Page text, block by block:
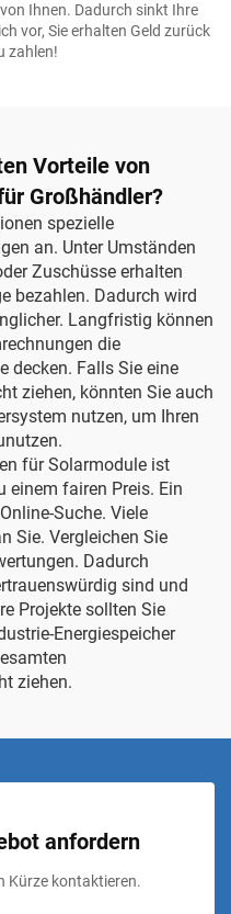
Ihnen. Dadurch sinkt Ihre
vor, Sie erhalten Geld zurück
zahlen!
Vorteile von
Großhändler?
spezielle
an. Unter Umständen
Zuschüsse erhalten
bezahlen. Dadurch wird
Langfristig können
die
decken. Falls Sie eine
ziehen, könnten Sie auch
nutzen, um Ihren
für Solarmodule ist
einem fairen Preis. Ein
Suche. Viele
Sie. Vergleichen Sie
Dadurch
sind und
Projekte sollten Sie
Energiespeicher
ziehen.
anfordern
Kürze kontaktieren.